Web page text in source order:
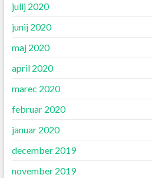
julij 2020
junij 2020
maj 2020
april 2020
marec 2020
februar 2020
januar 2020
december 2019
november 2019